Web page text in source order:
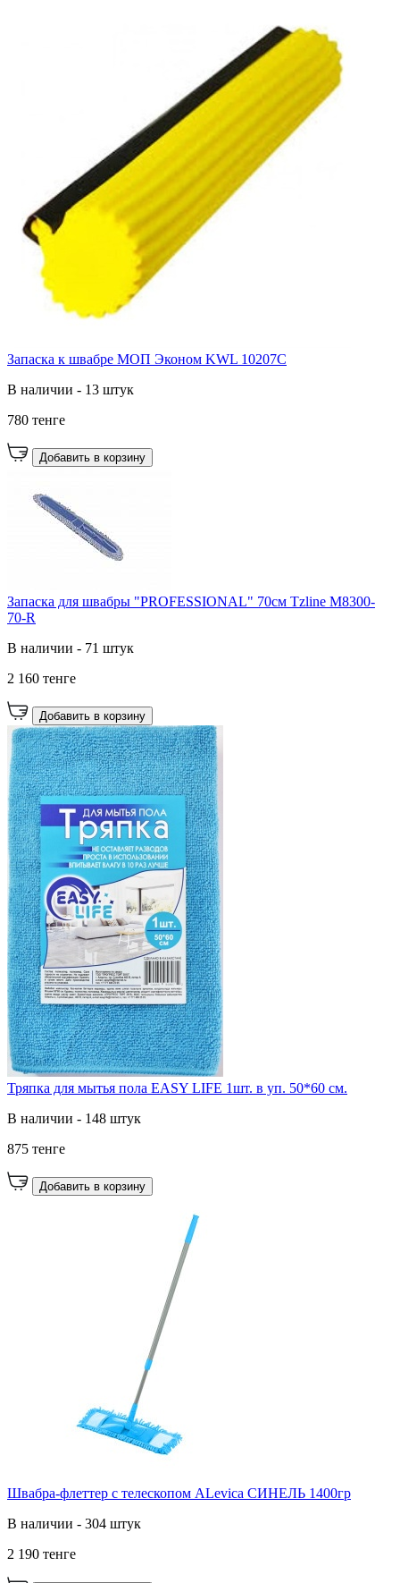
Запаска к швабре МОП Эконом KWL 10207С
В наличии - 13 штук
780 тенге
Добавить в корзину
Запаска для швабры "PROFESSIONAL" 70см Tzline M8300-
70-R
В наличии - 71 штук
2 160 тенге
Добавить в корзину
Тряпка для мытья пола EASY LIFE 1шт. в уп. 50*60 см.
В наличии - 148 штук
875 тенге
Добавить в корзину
Швабра-флеттер с телескопом ALevica СИНЕЛЬ 1400гр
В наличии - 304 штук
2 190 тенге